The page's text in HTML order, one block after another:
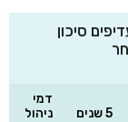
סיכון
5 שנים
דמי
ניהול